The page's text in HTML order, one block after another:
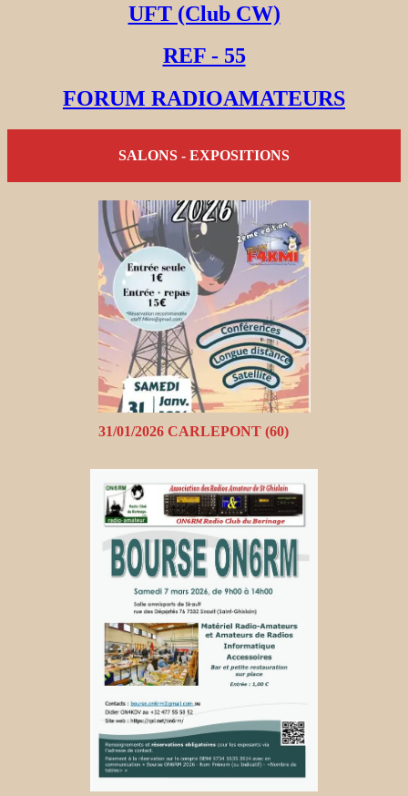
UFT (Club CW)
REF - 55
FORUM RADIOAMATEURS
SALONS - EXPOSITIONS
31/01/2026 CARLEPONT (60)